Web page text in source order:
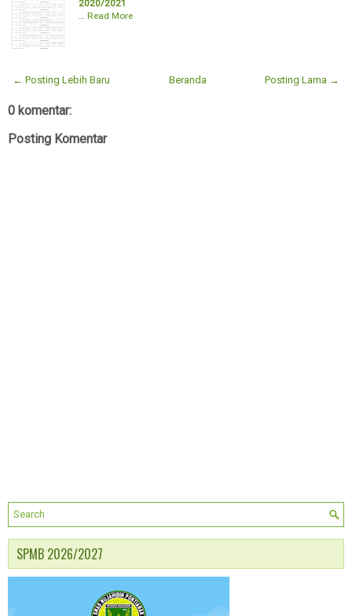
2020/2021
Read More
← Posting Lebih Baru Posting Lama →
Beranda
0 komentar:
Posting Komentar
SPMB 2026/2027